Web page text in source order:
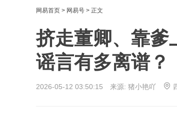
网易首页 > 网易号 > 正文
挤走董卿、靠爹
谣言有多离谱？
2026-05-12 03:50:15 来源: 猪小艳吖